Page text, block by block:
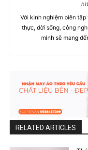
Với kinh nghiệm biên
thực, đời sống, công
mình sẽ mang
RELATED ARTICLES